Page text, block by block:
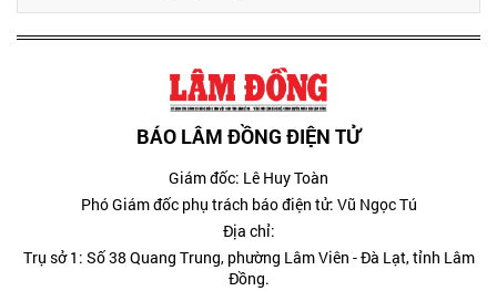
BÁO LÂM ĐỒNG ĐIỆN TỬ
Giám đốc: Lê Huy Toàn
Phó Giám đốc phụ trách báo điện tử: Vũ Ngọc Tú
Địa chỉ:
Trụ sở 1: Số 38 Quang Trung, phường Lâm Viên - Đà Lạt, tỉnh Lâm
Đồng.